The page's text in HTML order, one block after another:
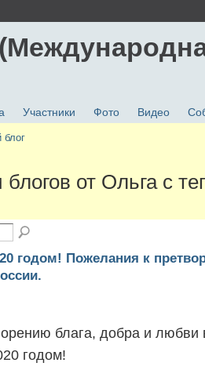
Участники Фото Видео
блог
блогов от Ольга с
годом! Пожелания к
блага, добра и любви
годом!